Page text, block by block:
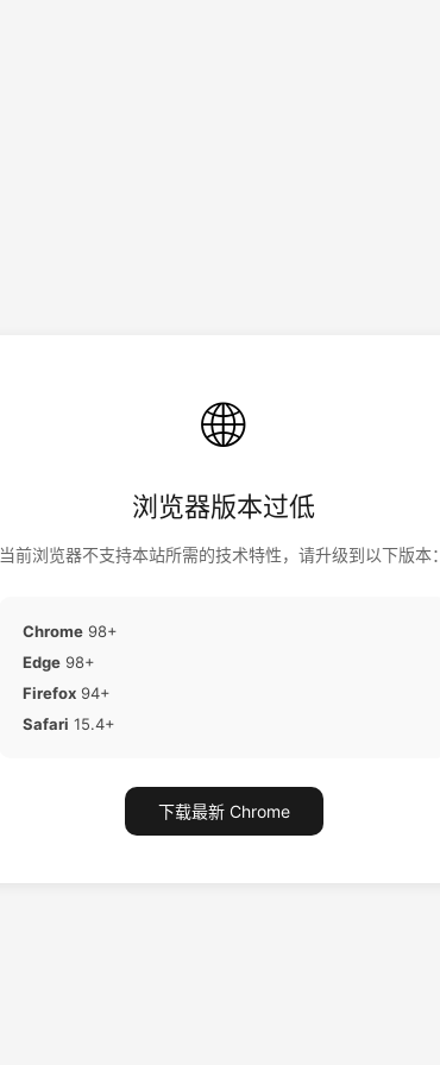
🌐
浏览器版本过低
当前浏览器不支持本站所需的技术特性，请升级到以下版本：
Chrome 98+
Edge 98+
Firefox 94+
Safari 15.4+
下载最新 Chrome